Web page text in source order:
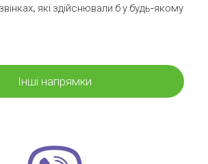
які здійснювали б у будь-якому
Інші напрямки